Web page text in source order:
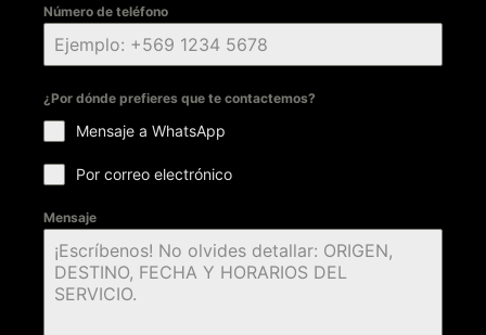
Número de teléfono
¿Por dónde prefieres que te contactemos?
Mensaje a WhatsApp
Por correo electrónico
Mensaje